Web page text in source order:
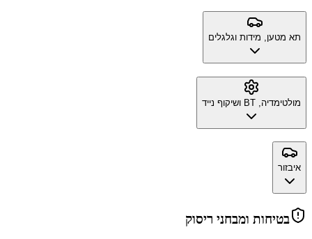
תא מטען, מידות וגלגלים
מולטימדיה, BT ושיקוף נייד
איבזור
בטיחות ומבחני ריסוק